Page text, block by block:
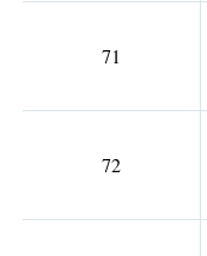
71
72